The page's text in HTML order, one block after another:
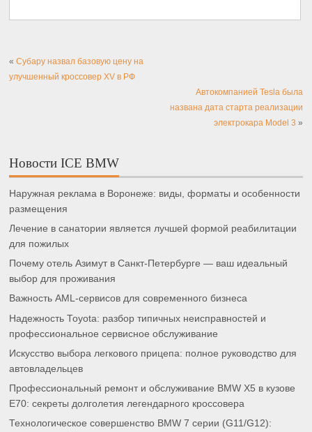
«Субару назвал базовую цену на
улучшенный кроссовер XV в РФ
Автокомпанией Tesla была
названа дата старта реализации
электрокара Model 3 »
Новости ICE BMW
Наружная реклама в Воронеже: виды, форматы и особенности
размещения
Лечение в санатории является лучшей формой реабилитации
для пожилых
Почему отель Азимут в Санкт-Петербурге — ваш идеальный
выбор для проживания
Важность AML-сервисов для современного бизнеса
Надежность Toyota: разбор типичных неисправностей и
профессиональное сервисное обслуживание
Искусство выбора легкового прицепа: полное руководство для
автовладельцев
Профессиональный ремонт и обслуживание BMW X5 в кузове
E70: секреты долголетия легендарного кроссовера
Технологическое совершенство BMW 7 серии (G11/G12):